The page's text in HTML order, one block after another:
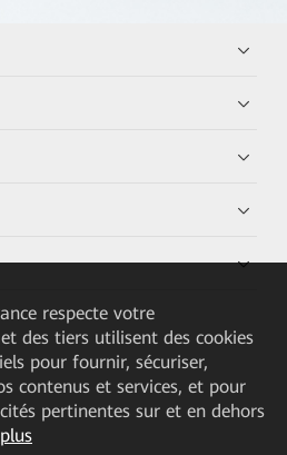
respecte votre
des tiers utilisent des cookies
pour fournir, sécuriser,
contenus et services, et pour
pertinentes sur et en dehors